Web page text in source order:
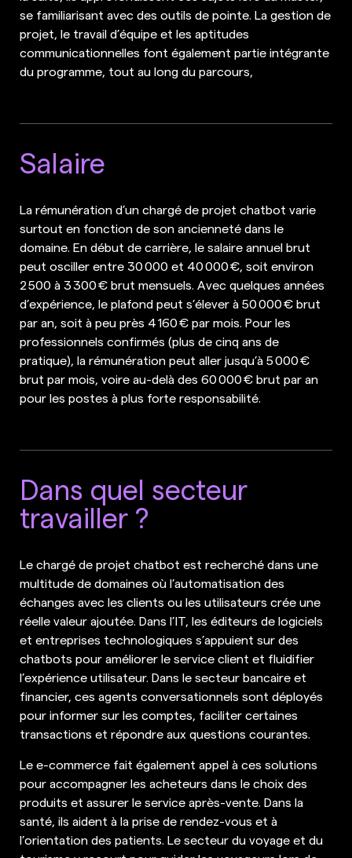
se familiarisant avec des outils de pointe. La gestion de
projet, le travail d’équipe et les aptitudes
communicationnelles font également partie intégrante
du programme, tout au long du parcours,
Salaire
La rémunération d’un chargé de projet chatbot varie
surtout en fonction de son ancienneté dans le
domaine. En début de carrière, le salaire annuel brut
peut osciller entre 30 000 et 40 000 €, soit environ
2 500 à 3 300 € brut mensuels. Avec quelques années
d’expérience, le plafond peut s’élever à 50 000 € brut
par an, soit à peu près 4 160 € par mois. Pour les
professionnels confirmés (plus de cinq ans de
pratique), la rémunération peut aller jusqu’à 5 000 €
brut par mois, voire au-delà des 60 000 € brut par an
pour les postes à plus forte responsabilité.
Dans quel secteur
travailler ?
Le chargé de projet chatbot est recherché dans une
multitude de domaines où l’automatisation des
échanges avec les clients ou les utilisateurs crée une
réelle valeur ajoutée. Dans l’IT, les éditeurs de logiciels
et entreprises technologiques s’appuient sur des
chatbots pour améliorer le service client et fluidifier
l’expérience utilisateur. Dans le secteur bancaire et
financier, ces agents conversationnels sont déployés
pour informer sur les comptes, faciliter certaines
transactions et répondre aux questions courantes.
Le e-commerce fait également appel à ces solutions
pour accompagner les acheteurs dans le choix des
produits et assurer le service après-vente. Dans la
santé, ils aident à la prise de rendez-vous et à
l’orientation des patients. Le secteur du voyage et du